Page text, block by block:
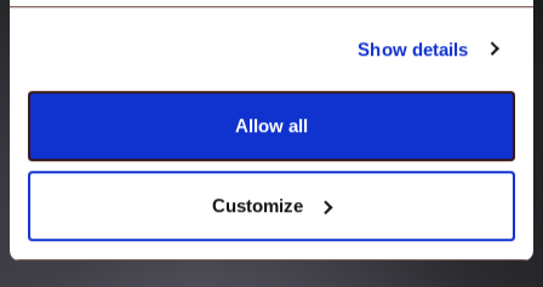
Show details
Allow all
Customize
действий, включая устранение неполадок,
передачу контента, управление приложениями,
ограничение доступа, брендинг школы и многое
другое. Поддерживайте пиковую
производительность ваших устройств и вашего